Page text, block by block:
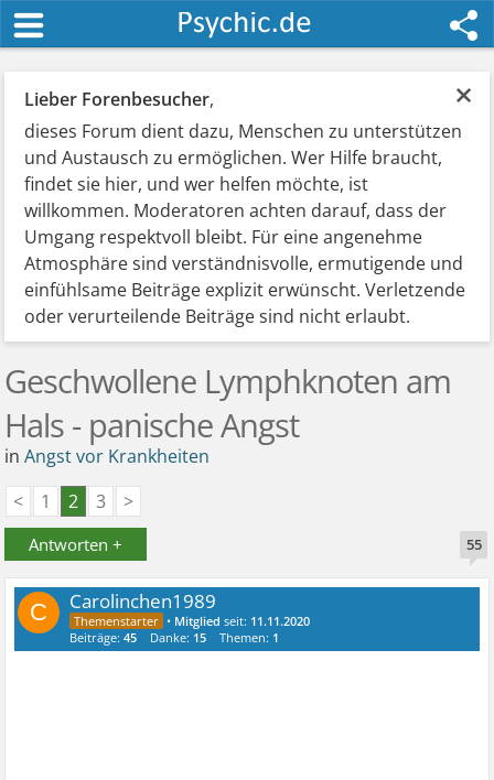
×
Lieber Forenbesucher,
dieses Forum dient dazu, Menschen zu unterstützen
und Austausch zu ermöglichen. Wer Hilfe braucht,
findet sie hier, und wer helfen möchte, ist
willkommen. Moderatoren achten darauf, dass der
Umgang respektvoll bleibt. Für eine angenehme
Atmosphäre sind verständnisvolle, ermutigende und
einfühlsame Beiträge explizit erwünscht. Verletzende
oder verurteilende Beiträge sind nicht erlaubt.
Geschwollene Lymphknoten am
Hals - panische Angst
inAngst vor Krankheiten
<
1 2 3 >
Antworten + 55
C Carolinchen1989
• Mitglied seit: 11.11.2020
Beiträge:45 Danke: 15 Themen: 1